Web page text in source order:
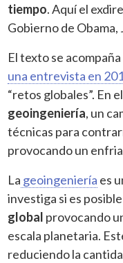
tiempo. Aquí el
Gobierno de Obama,
El texto se
una entrevista en
“retos globales”. En
geoingeniería, un
técnicas para
provocando un
La geoingeniería es
investiga si es posible
global provocando
escala planetaria.
reduciendo la